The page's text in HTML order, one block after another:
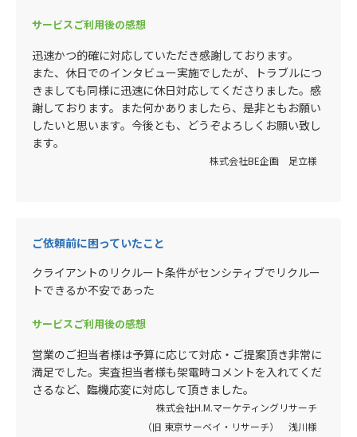
サービスご利用後の感想
迅速かつ的確に対応していただき感謝しております。
また、休日でのインタビュー実施でしたが、トラブルにつ
きましても同様に迅速に休日対応してくださりました。感
謝しております。また何かありましたら、是非ともお願い
したいと思います。今後とも、どうぞよろしくお願い致し
ます。
株式会社BE企画 足立様
ご依頼前に困っていたこと
クライアントのリクルート条件がセンシティブでリクルー
トできるか不安であった
サービスご利用後の感想
営業のご担当者様は予算に応じて対応・ご提案頂き非常に
満足でした。実査担当者様も架電時コメントを入れてくだ
さるなど、臨機応変に対応して頂きました。
株式会社H.M.マーケティングリサーチ
（旧 東京サーベイ・リサーチ） 浅川様